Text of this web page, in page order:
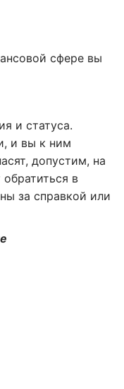
сфере вы
и статуса.
и вы к ним
допустим, на
в
за справкой или